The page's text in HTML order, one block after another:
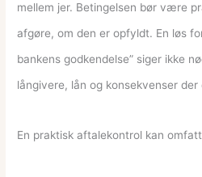
mellem jer. Betingelsen bør være
afgøre, om den er opfyldt. En løs
bankens godkendelse” siger ikke
långivere, lån og konsekvenser
En praktisk aftalekontrol kan